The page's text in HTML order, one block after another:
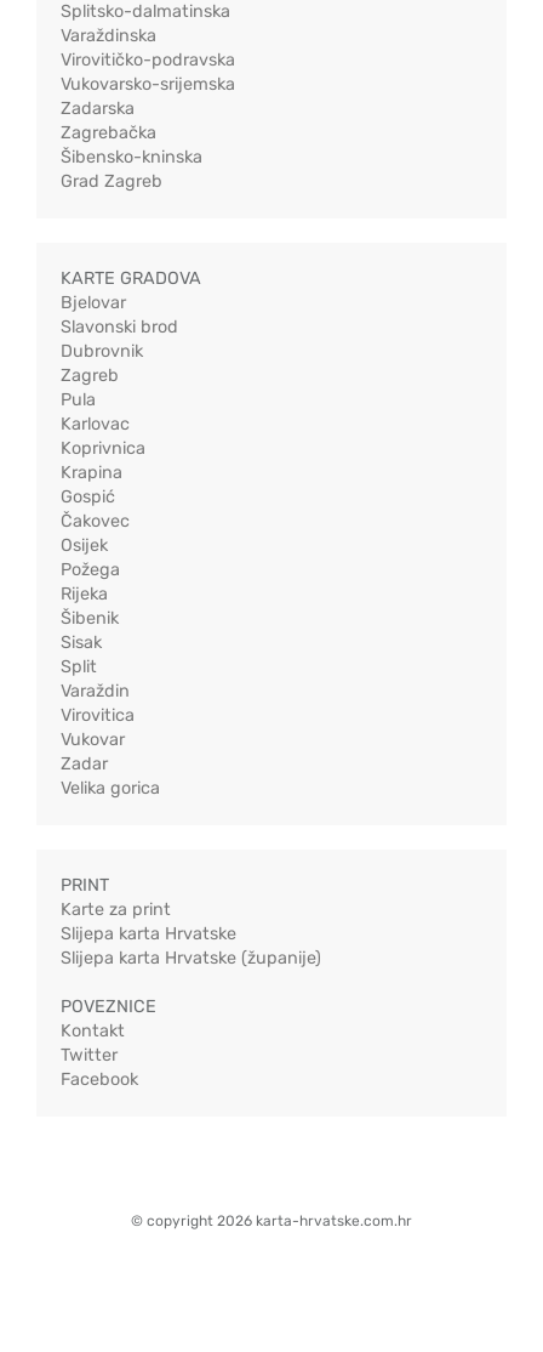
Splitsko-dalmatinska
Varaždinska
Virovitičko-podravska
Vukovarsko-srijemska
Zadarska
Zagrebačka
Šibensko-kninska
Grad Zagreb
KARTE GRADOVA
Bjelovar
Slavonski brod
Dubrovnik
Zagreb
Pula
Karlovac
Koprivnica
Krapina
Gospić
Čakovec
Osijek
Požega
Rijeka
Šibenik
Sisak
Split
Varaždin
Virovitica
Vukovar
Zadar
Velika gorica
PRINT
Karte za print
Slijepa karta Hrvatske
Slijepa karta Hrvatske (županije)
POVEZNICE
Kontakt
Twitter
Facebook
© copyright 2026 karta-hrvatske.com.hr